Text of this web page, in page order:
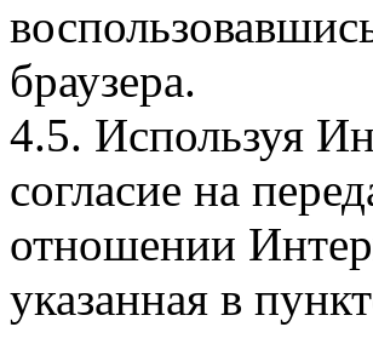
браузера.
4.5. Используя
согласие на
отношении
указанная в